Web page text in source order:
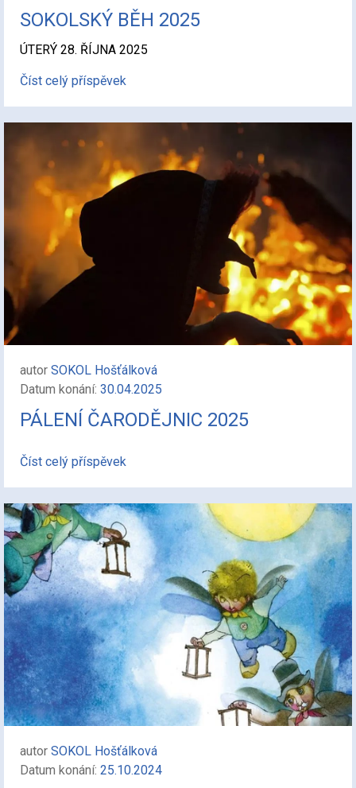
SOKOLSKÝ BĚH 2025
ÚTERÝ 28. ŘÍJNA 2025
Číst celý příspěvek
autor SOKOL Hošťálková
Datum konání: 30.04.2025
PÁLENÍ ČARODĚJNIC 2025
Číst celý příspěvek
autor SOKOL Hošťálková
Datum konání: 25.10.2024